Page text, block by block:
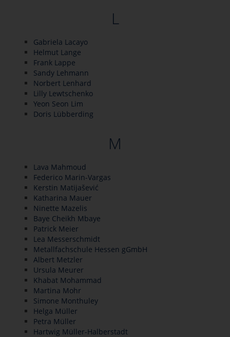
L
Gabriela Lacayo
Helmut Lange
Frank Lappe
Sandy Lehmann
Norbert Lenhard
Lilly Lewtschenko
Yeon Seon Lim
Doris Lübberding
M
Lava Mahmoud
Federico Marin-Vargas
Kerstin Matijašević
Katharina Mauer
Ninette Mazelis
Baye Cheikh Mbaye
Patrick Meier
Lea Messerschmidt
Metallfachschule Hessen gGmbH
Albert Metzler
Ursula Meurer
Khabat Mohammad
Martina Mohr
Simone Monthuley
Helga Müller
Petra Müller
Hartwig Müller-Halberstadt